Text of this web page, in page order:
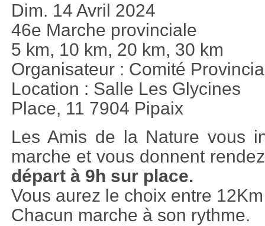
Dim. 14 Avril 2024
46e Marche provinciale
5 km, 10 km, 20 km, 30 km
Organisateur : Comité
Location : Salle Les Glycines
Place, 11 7904 Pipaix
Les Amis de la Nature vous
marche et vous donnent
départ à 9h sur place.
Vous aurez le choix entre
Chacun marche à son rythme.